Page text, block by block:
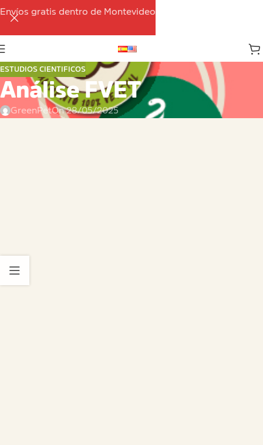
ESTUDIOS CIENTIFICOS
Análise FVET
GreenPetOn 28/05/2025
Envíos gratis dentro de Montevideo